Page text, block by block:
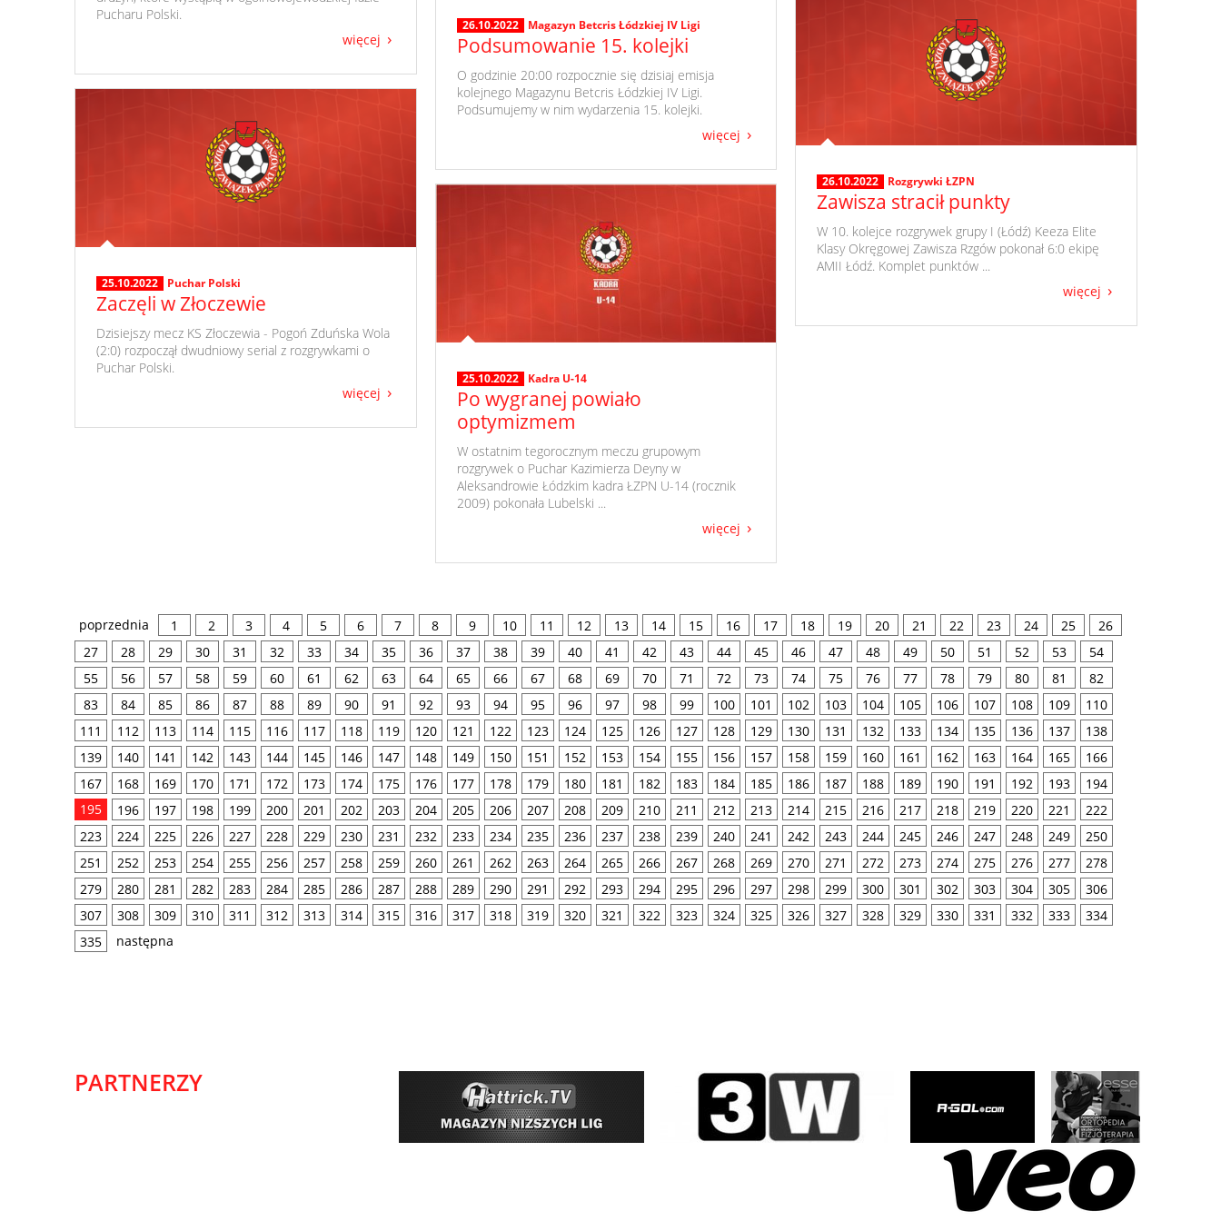
Pucharu Polski.
więcej
26.10.2022 Magazyn Betcris Łódzkiej IV Ligi
Podsumowanie 15. kolejki
​ O godzinie 20:00 rozpocznie się dzisiaj emisja
kolejnego Magazynu Betcris Łódzkiej IV Ligi.
Podsumujemy w nim wydarzenia 15. kolejki.
więcej
26.10.2022 Rozgrywki ŁZPN
Zawisza stracił punkty
​ W 10. kolejce rozgrywek grupy I (Łódź) Keeza Elite
Klasy Okręgowej Zawisza Rzgów pokonał 6:0 ekipę
AMII Łódź. Komplet punktów ...
więcej
25.10.2022 Puchar Polski
Zaczęli w Złoczewie
​ Dzisiejszy mecz KS Złoczewia - Pogoń Zduńska Wola
(2:0) rozpoczął dwudniowy serial z rozgrywkami o
Puchar Polski.
więcej
25.10.2022 Kadra U-14
Po wygranej powiało
optymizmem
​ W ostatnim tegorocznym meczu grupowym
rozgrywek o Puchar Kazimierza Deyny w
Aleksandrowie Łódzkim kadra ŁZPN U-14 (rocznik
2009) pokonała Lubelski ...
więcej
poprzednia 1 2 3 4 5 6 7 8 9 10 11 12 13 14 15 16 17 18 19 20 21 22 23 24 25
26
27
28 29 30 31 32 33 34 35 36 37 38 39 40 41 42 43 44 45 46 47 48 49 50 51 52 53
54
55
56 57 58 59 60 61 62 63 64 65 66 67 68 69 70 71 72 73 74 75 76 77 78 79 80 81
82
83
84 85 86 87 88 89 90 91 92 93 94 95 96 97 98 99 100 101 102 103 104 105 106 107 108 109
110
111
112 113 114 115 116 117 118 119 120 121 122 123 124 125 126 127 128 129 130 131 132 133 134 135 136 137
138
139
140 141 142 143 144 145 146 147 148 149 150 151 152 153 154 155 156 157 158 159 160 161 162 163 164 165
166
167
168 169 170 171 172 173 174 175 176 177 178 179 180 181 182 183 184 185 186 187 188 189 190 191 192 193
194
195
196 197 198 199 200 201 202 203 204 205 206 207 208 209 210 211 212 213 214 215 216 217 218 219 220 221
222
223
224 225 226 227 228 229 230 231 232 233 234 235 236 237 238 239 240 241 242 243 244 245 246 247 248 249
250
251
252 253 254 255 256 257 258 259 260 261 262 263 264 265 266 267 268 269 270 271 272 273 274 275 276 277
278
279
280 281 282 283 284 285 286 287 288 289 290 291 292 293 294 295 296 297 298 299 300 301 302 303 304 305
306
307
308 309 310 311 312 313 314 315 316 317 318 319 320 321 322 323 324 325 326 327 328 329 330 331 332 333
334
335
następna
PARTNERZY